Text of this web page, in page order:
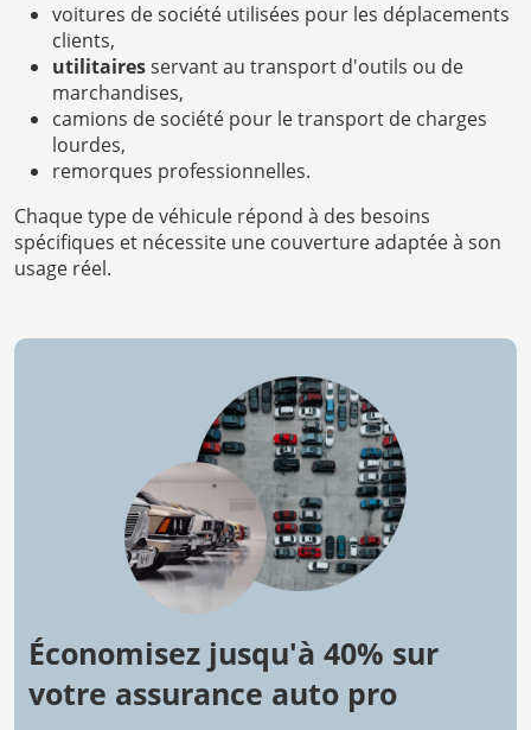
voitures de société utilisées pour les déplacements
clients,
utilitairesservant au transport d'outils ou de
marchandises,
camions de société pour le transport de charges
lourdes,
remorques professionnelles.
Chaque type de véhicule répond à des besoins
spécifiques et nécessite une couverture adaptée à son
usage réel.
Économisez jusqu'à 40% sur
votre assurance auto pro